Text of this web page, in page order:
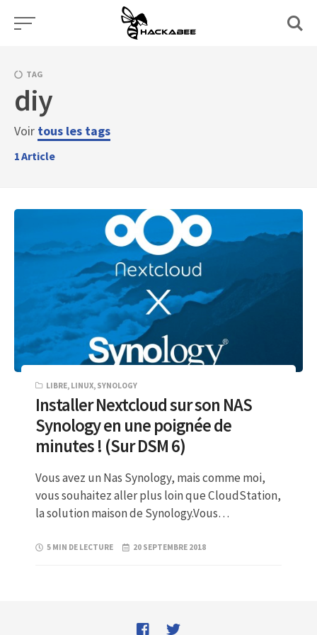
TAG
diy
Voir tous les tags
1Article
LIBRE, LINUX, SYNOLOGY
Installer Nextcloud sur son NAS
Synology en une poignée de
minutes ! (Sur DSM 6)
Vous avez un Nas Synology, mais comme moi,
vous souhaitez aller plus loin que CloudStation,
la solution maison de Synology.Vous…
5 MIN DE LECTURE 20 SEPTEMBRE 2018